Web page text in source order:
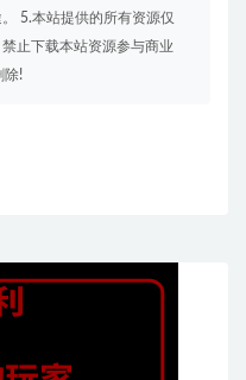
5.本站提供的所有资源仅
止下载本站资源参与商业
除!